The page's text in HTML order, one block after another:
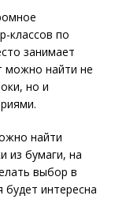
классов по
занимает
можно найти не
но и
найти
из бумаги, на
выбор в
интересна